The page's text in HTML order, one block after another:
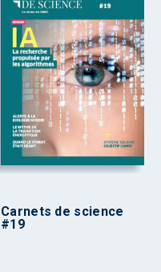
Carnets de science
#19